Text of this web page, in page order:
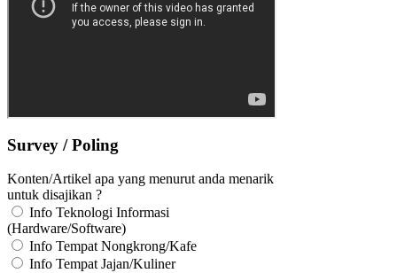
Survey / Poling
Konten/Artikel apa yang menurut anda menarik
untuk disajikan ?
Info Teknologi Informasi
(Hardware/Software)
Info Tempat Nongkrong/Kafe
Info Tempat Jajan/Kuliner